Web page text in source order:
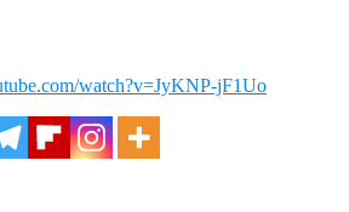
watch?v=JyKNP-jF1Uo